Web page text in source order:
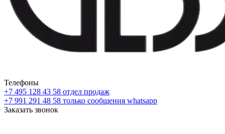
Телефоны
+7 495 128 43 58 отдел продаж
+7 991 291 48 58 только сообщения whatsapp
Заказать звонок